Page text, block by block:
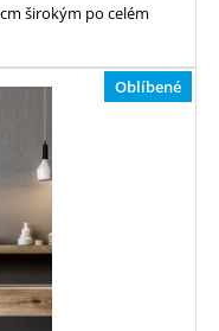
širokým po celém
Oblíbené